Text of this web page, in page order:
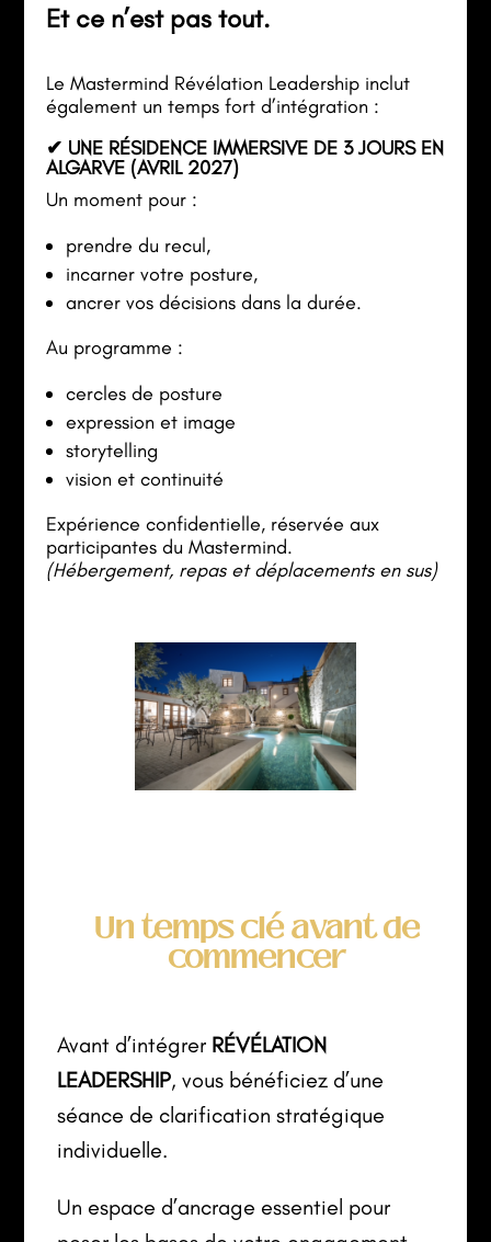
Et ce n’est pas tout.
Le Mastermind Révélation Leadership inclut
également un temps fort d’intégration :
✔ UNE RÉSIDENCE IMMERSIVE DE 3 JOURS EN
ALGARVE (AVRIL 2027)
Un moment pour :
prendre du recul,
incarner votre posture,
ancrer vos décisions dans la durée.
Au programme :
cercles de posture
expression et image
storytelling
vision et continuité
Expérience confidentielle, réservée aux
participantes du Mastermind.
(Hébergement, repas et déplacements en sus)
Un temps clé avant de
commencer
Avant d’intégrer RÉVÉLATION
LEADERSHIP, vous bénéficiez d’une
séance de clarification stratégique
individuelle.
Un espace d’ancrage essentiel pour